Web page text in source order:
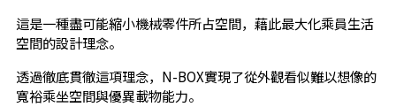
這是一種盡可能縮小機械零件所占空間，藉此最大化乘員生活
空間的設計理念。
透過徹底貫徹這項理念，N-BOX實現了從外觀看似難以想像的
寬裕乘坐空間與優異載物能力。